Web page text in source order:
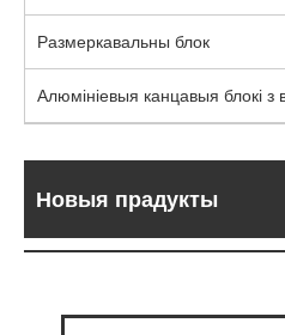
Размеркавальны блок
Алюмініевыя канцавыя блокі
Новыя прадукты